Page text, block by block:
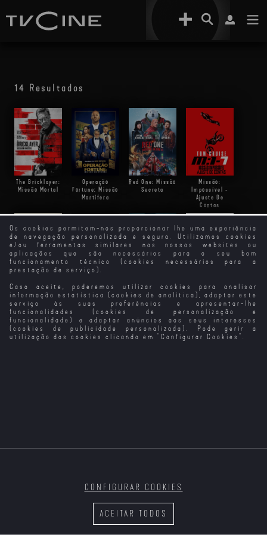
Os cookies permitem-nos proporcionar lhe uma experiência
de navegação personalizada e segura. Utilizamos cookies
e/ou ferramentas similares nos nossos websites ou
aplicações que são necessários para o seu bom
funcionamento técnico (cookies necessários para a
prestação de serviço).
Caso aceite, poderemos utilizar cookies para analisar
informação estatística (cookies de analítica), adaptar este
serviço às suas preferências e apresentar-lhe
funcionalidades (cookies de personalização e
funcionalidade) e adaptar anúncios aos seus interesses
(cookies de publicidade personalizada). Pode gerir a
utilização dos cookies clicando em " Configurar Cookies ".
ACEITAR TODOS
CONFIGURAR COOKIES
14 Resultados
The Bricklayer:
Missão Mortal
Operação
Fortune: Missão
Mortífera
Red One: Missão
Secreta
Missão:
Impossível -
Ajuste De
Contas
Missão de Alto
Risco
Linha Mortal
Maze Runner: A
Cura Mortal
The Shrouds -
As Mortalhas
que Desejamos